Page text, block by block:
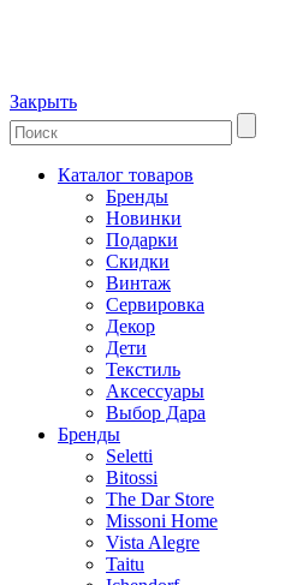
Закрыть
Каталог товаров
Бренды
Новинки
Подарки
Скидки
Винтаж
Сервировка
Декор
Дети
Текстиль
Аксессуары
Выбор Дара
Бренды
Seletti
Bitossi
The Dar Store
Missoni Home
Vista Alegre
Taitu